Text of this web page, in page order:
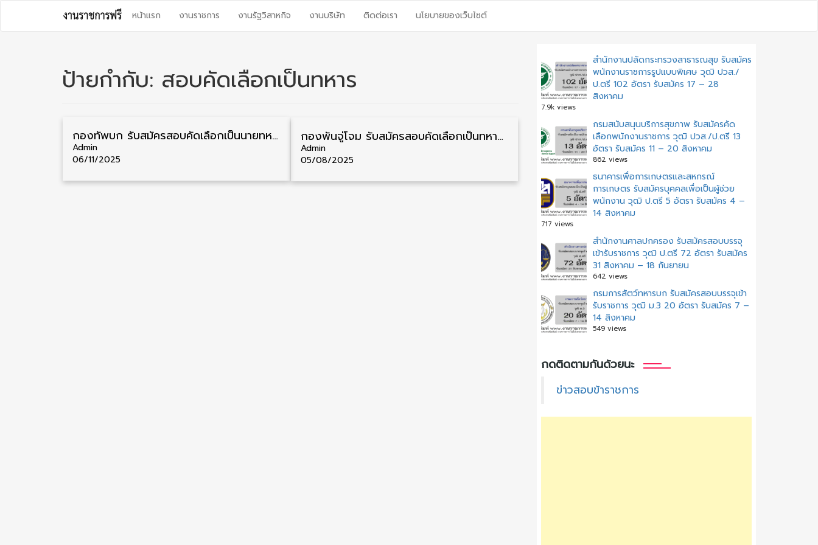
content
หน้าแรก งานราชการ งานรัฐวิสาหกิจ งานบริษัท ติดต่อเรา นโยบายของเว็บไซต์
ป้ายกำกับ: สอบคัดเลือกเป็นทหาร
กองทัพบก รับสมัครสอบคัดเลือกเป็นนายทหารชั้นสัญญาบัตร ปี 2569 ชาย/หญิง 89 อัตรา รับสมัคร 10 – 24 พฤศจิกายน
Admin
06/11/2025
กองพันจู่โจม รับสมัครสอบคัดเลือกเป็นทหารกองประจำการ 72 อัตรา รับสมัคร 15 สิงหาคม – 30 กันยายน
Admin
05/08/2025
สำนักงานปลัดกระทรวงสาธารณสุข รับสมัคร
พนักงานราชการรูปแบบพิเศษ วุฒิ ปวส./
ป.ตรี 102 อัตรา รับสมัคร 17 – 28
สิงหาคม
7.9k views
กรมสนับสนุนบริการสุขภาพ รับสมัครคัด
เลือกพนักงานราชการ วุฒิ ปวส./ป.ตรี 13
อัตรา รับสมัคร 11 – 20 สิงหาคม
862 views
ธนาคารเพื่อการเกษตรและสหกรณ์
การเกษตร รับสมัครบุคคลเพื่อเป็นผู้ช่วย
พนักงาน วุฒิ ป.ตรี 5 อัตรา รับสมัคร 4 –
14 สิงหาคม
717 views
สํานักงานศาลปกครอง รับสมัครสอบบรรจุ
เข้ารับราชการ วุฒิ ป.ตรี 72 อัตรา รับสมัคร
31 สิงหาคม – 18 กันยายน
642 views
กรมการสัตว์ทหารบก รับสมัครสอบบรรจุเข้า
รับราชการ วุฒิ ม.3 20 อัตรา รับสมัคร 7 –
14 สิงหาคม
549 views
กดติดตามกันด้วยนะ
ข่าวสอบข้าราชการ